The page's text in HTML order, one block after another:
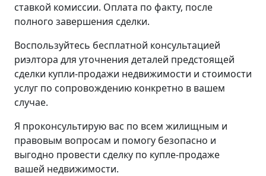
ставкой комиссии. Оплата по факту, после
полного завершения сделки.
Воспользуйтесь бесплатной консультацией
риэлтора для уточнения деталей предстоящей
сделки купли-продажи недвижимости и стоимости
услуг по сопровождению конкретно в вашем
случае.
Я проконсультирую вас по всем жилищным и
правовым вопросам и помогу безопасно и
выгодно провести сделку по купле-продаже
вашей недвижимости.